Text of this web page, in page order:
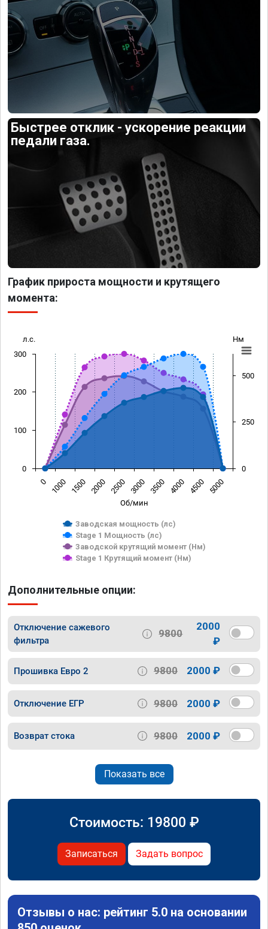
Быстрее отклик - ускорение реакции
педали газа.
График прироста мощности и крутящего
момента:
Об/мин
л.с. Нм
Заводская мощность (лс)
Stage 1 Мощность (лс)
Заводской крутящий момент (Нм)
Stage 1 Крутящий момент (Нм)
0 1000 1500 2000 2500 3000 3500 4000 4500 5000
0
100
200
300
0
250
500
Дополнительные опции:
Отключение сажевого
фильтра
9800
2000
₽
Прошивка Евро 2 9800 2000 ₽
Отключение ЕГР 9800 2000 ₽
Возврат стока 9800 2000 ₽
Показать все
Стоимость: 19800 ₽
Записаться Задать вопрос
Отзывы о нас: рейтинг 5.0 на основании